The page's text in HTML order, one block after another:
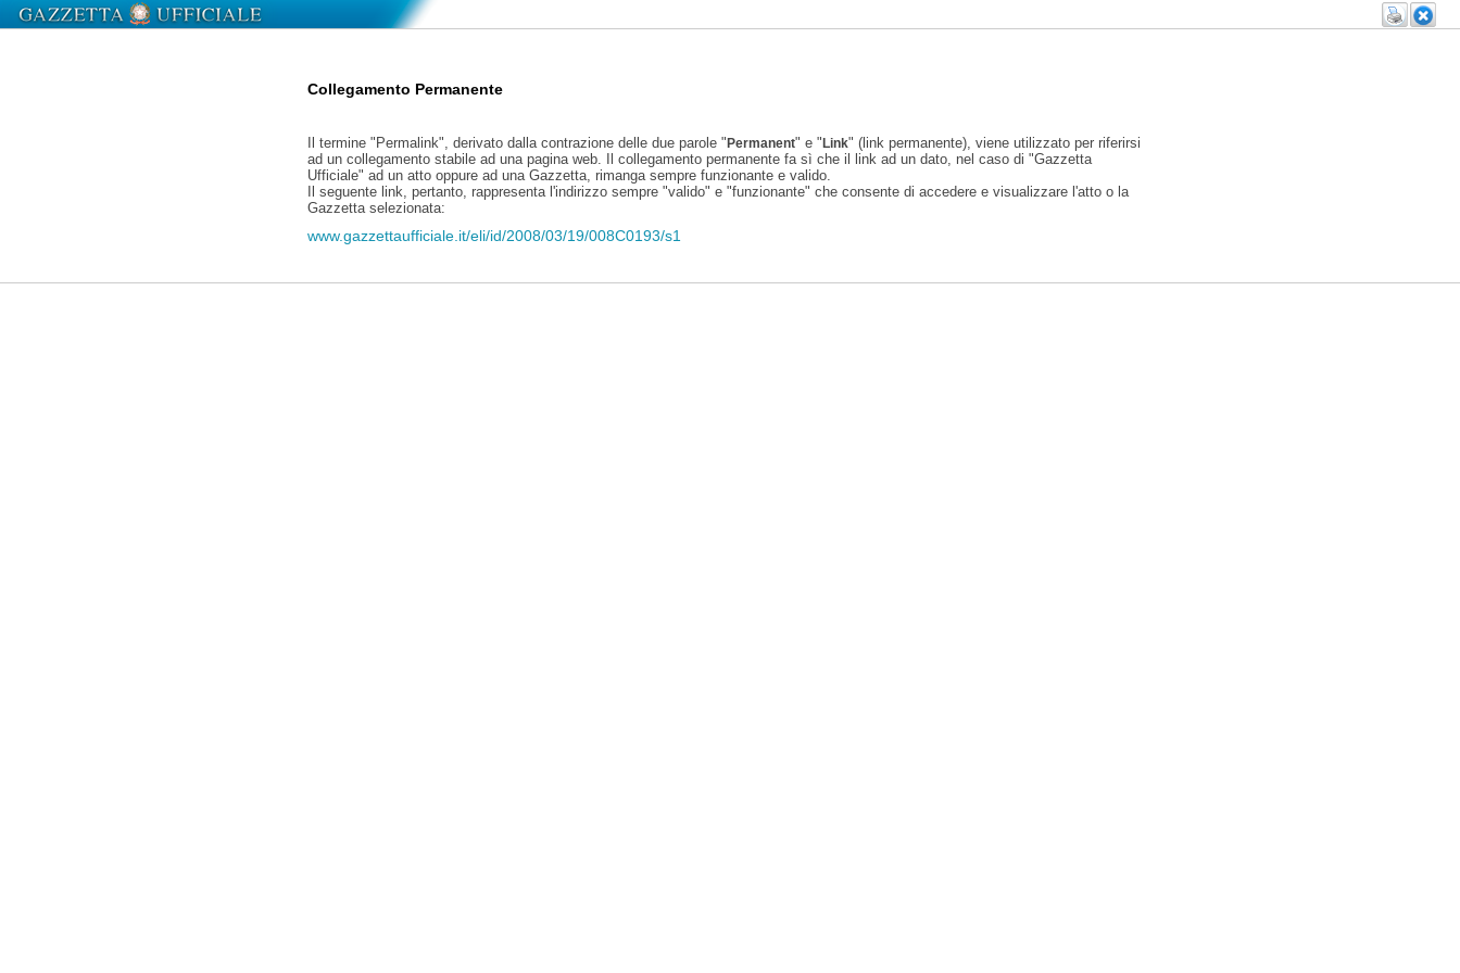
Collegamento Permanente
Il termine "Permalink", derivato dalla contrazione delle due parole "Permanent" e "Link" (link permanente), viene utilizzato per riferirsi
ad un collegamento stabile ad una pagina web. Il collegamento permanente fa sì che il link ad un dato, nel caso di "Gazzetta
Ufficiale" ad un atto oppure ad una Gazzetta, rimanga sempre funzionante e valido.
Il seguente link, pertanto, rappresenta l'indirizzo sempre "valido" e "funzionante" che consente di accedere e visualizzare l'atto o la
Gazzetta selezionata:
www.gazzettaufficiale.it/eli/id/2008/03/19/008C0193/s1